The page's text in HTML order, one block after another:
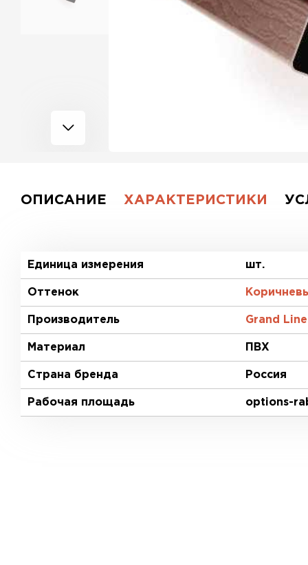
ОПИСАНИЕ ХАРАКТЕРИСТИКИ
Единица измерения шт.
Оттенок
Производитель Grand Line
Материал ПВХ
Страна бренда Россия
Рабочая площадь options-